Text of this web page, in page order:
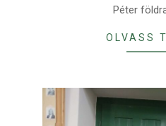
Péter
OLVASS